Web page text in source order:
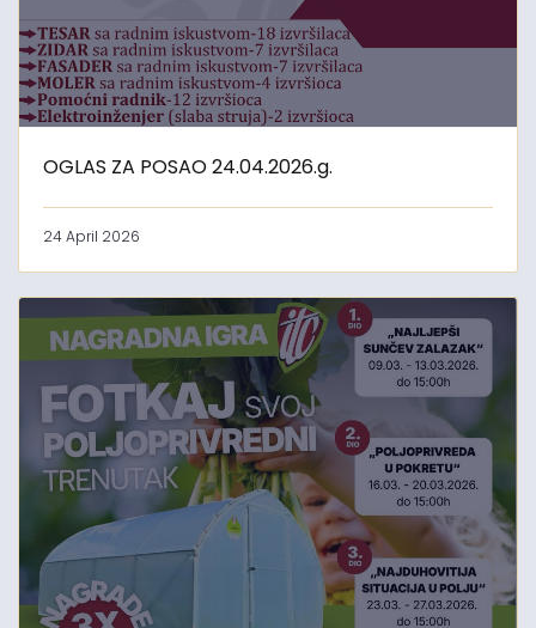
OGLAS ZA POSAO 24.04.2026.g.
24 April 2026